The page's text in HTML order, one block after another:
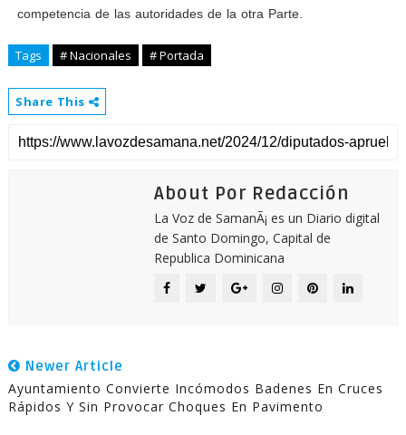
competencia de las autoridades de la otra Parte.
Tags # Nacionales # Portada
Share This
About Por Redacción
La Voz de SamanÃ¡ es un Diario digital
de Santo Domingo, Capital de
Republica Dominicana
Newer Article
Ayuntamiento Convierte Incómodos Badenes En Cruces
Rápidos Y Sin Provocar Choques En Pavimento